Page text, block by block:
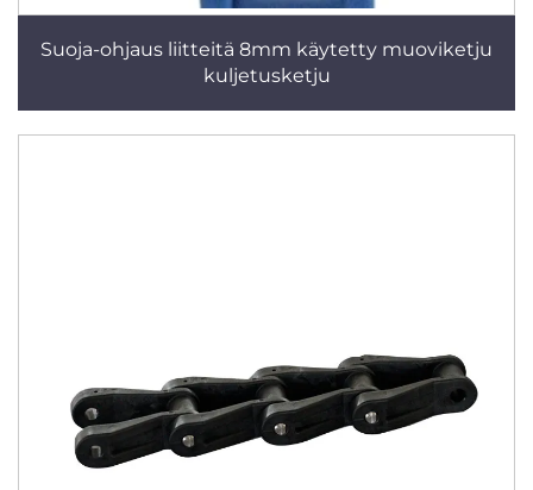
Suoja-ohjaus liitteitä 8mm käytetty muoviketju
kuljetusketju